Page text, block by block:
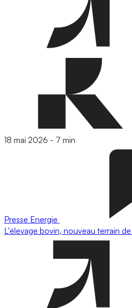
18 mai 2026 - 7 min
Presse Energie
L'élevage bovin, nouveau terrain de